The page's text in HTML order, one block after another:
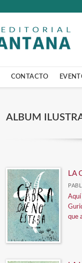
CONTACTO
ALBUM
LA
Aquí
que